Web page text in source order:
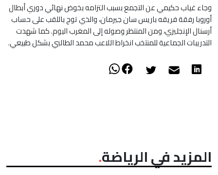
​وجاء غياب حكيمي عن التجمع بسبب التزامه بخوض نهائي دوري أبطال
أوروبا رفقة فريقه باريس سان جيرمان، والذي توج باللقب على حساب
أرسنال الإنجليزي، ومن المنتظر وصوله إلى المغرب اليوم. كما شهدت
التدريبات الجماعية للمنتخب انخراط اللاعب محمد الطالبي بشكل طبيعي.
المزيد في الرياضة